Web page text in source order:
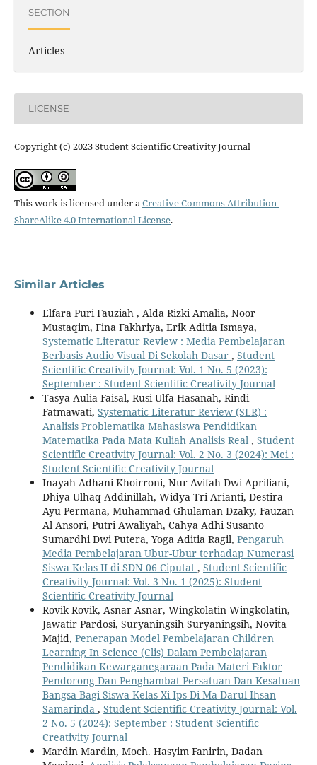
SECTION
Articles
LICENSE
Copyright (c) 2023 Student Scientific Creativity Journal
This work is licensed under aCreative Commons Attribution-
ShareAlike 4.0 International License.
Similar Articles
Elfara Puri Fauziah , Alda Rizki Amalia, Noor
Mustaqim, Fina Fakhriya, Erik Aditia Ismaya,
Systematic Literatur Review : Media Pembelajaran
Berbasis Audio Visual Di Sekolah Dasar , Student
Scientific Creativity Journal: Vol. 1 No. 5 (2023):
September : Student Scientific Creativity Journal
Tasya Aulia Faisal, Rusi Ulfa Hasanah, Rindi
Fatmawati, Systematic Literatur Review (SLR) :
Analisis Problematika Mahasiswa Pendidikan
Matematika Pada Mata Kuliah Analisis Real , Student
Scientific Creativity Journal: Vol. 2 No. 3 (2024): Mei :
Student Scientific Creativity Journal
Inayah Adhani Khoirroni, Nur Avifah Dwi Apriliani,
Dhiya Ulhaq Addinillah, Widya Tri Arianti, Destira
Ayu Permana, Muhammad Ghulaman Dzaky, Fauzan
Al Ansori, Putri Awaliyah, Cahya Adhi Susanto
Sumardhi Dwi Putera, Yoga Aditia Ragil, Pengaruh
Media Pembelajaran Ubur-Ubur terhadap Numerasi
Siswa Kelas II di SDN 06 Ciputat , Student Scientific
Creativity Journal: Vol. 3 No. 1 (2025): Student
Scientific Creativity Journal
Rovik Rovik, Asnar Asnar, Wingkolatin Wingkolatin,
Jawatir Pardosi, Suryaningsih Suryaningsih, Novita
Majid, Penerapan Model Pembelajaran Children
Learning In Science (Clis) Dalam Pembelajaran
Pendidikan Kewarganegaraan Pada Materi Faktor
Pendorong Dan Penghambat Persatuan Dan Kesatuan
Bangsa Bagi Siswa Kelas Xi Ips Di Ma Darul Ihsan
Samarinda , Student Scientific Creativity Journal: Vol.
2 No. 5 (2024): September : Student Scientific
Creativity Journal
Mardin Mardin, Moch. Hasyim Fanirin, Dadan